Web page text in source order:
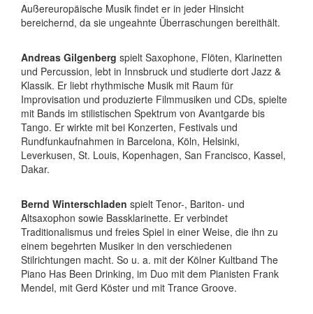
Außereuropäische Musik findet er in jeder Hinsicht
bereichernd, da sie ungeahnte Überraschungen bereithält.
Andreas Gilgenberg spielt Saxophone, Flöten, Klarinetten
und Percussion, lebt in Innsbruck und studierte dort Jazz &
Klassik. Er liebt rhythmische Musik mit Raum für
Improvisation und produzierte Filmmusiken und CDs, spielte
mit Bands im stilistischen Spektrum von Avantgarde bis
Tango. Er wirkte mit bei Konzerten, Festivals und
Rundfunkaufnahmen in Barcelona, Köln, Helsinki,
Leverkusen, St. Louis, Kopenhagen, San Francisco, Kassel,
Dakar.
Bernd Winterschladen spielt Tenor-, Bariton- und
Altsaxophon sowie Bassklarinette. Er verbindet
Traditionalismus und freies Spiel in einer Weise, die ihn zu
einem begehrten Musiker in den verschiedenen
Stilrichtungen macht. So u. a. mit der Kölner Kultband The
Piano Has Been Drinking, im Duo mit dem Pianisten Frank
Mendel, mit Gerd Köster und mit Trance Groove.